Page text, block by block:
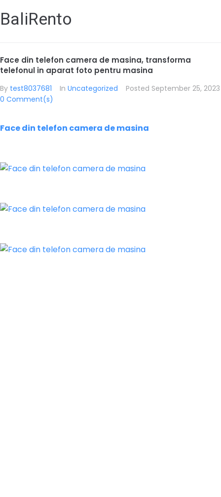
BaliRento
Face din telefon camera de masina, transforma
telefonul in aparat foto pentru masina
By test8037681 In Uncategorized Posted September 25, 2023
0 Comment(s)
Face din telefon camera de masina